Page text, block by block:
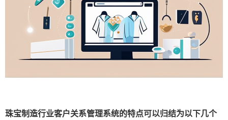
珠宝制造行业客户关系管理系统的特点可以归结为以下几个